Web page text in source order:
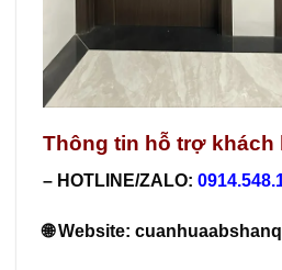
Thông tin hỗ trợ khách
– HOTLINE/ZALO:
🌐 Website: